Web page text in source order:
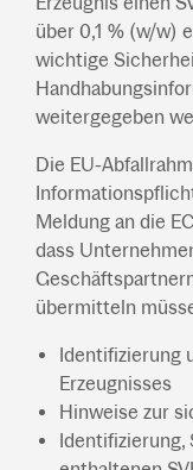
über 0,1 % (w/w)
wichtige
weitergegeben
Die EU-
Meldung an die
dass
übermitteln
Identifizierung
Erzeugnisses
Hinweise zur
Identifizierung,